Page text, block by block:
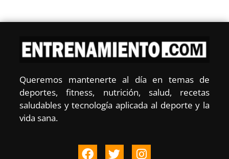
Queremos mantenerte al día en temas de
deportes, fitness, nutrición, salud, recetas
saludables y tecnología aplicada al deporte y la
vida sana.